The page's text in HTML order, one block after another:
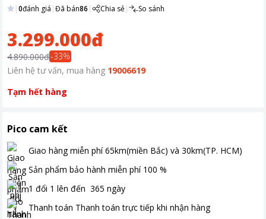
|0đánh giá |Đã bán86 | Chia sẻ| So sánh
3.299.000đ
4.890.000đ-33%
Liên hệ tư vấn, mua hàng 19006619
Tạm hết hàng
Pico cam kết
Giao hàng miễn phí 65km(miền Bắc) và 30km(TP. HCM)
Sản phẩm bảo hành miễn phí 100 %
1 đổi 1 lên đến 365 ngày
Thanh toán Thanh toán trực tiếp khi nhận hàng